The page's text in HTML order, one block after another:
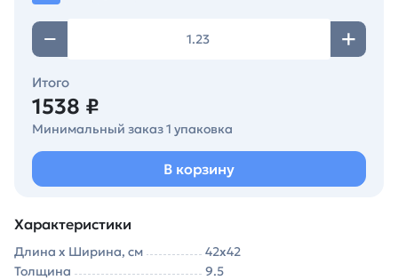
Итого
1538 ₽
Минимальный заказ 1 упаковка
В корзину
Характеристики
Длина х Ширина, см
42х42
Толщина
9.5